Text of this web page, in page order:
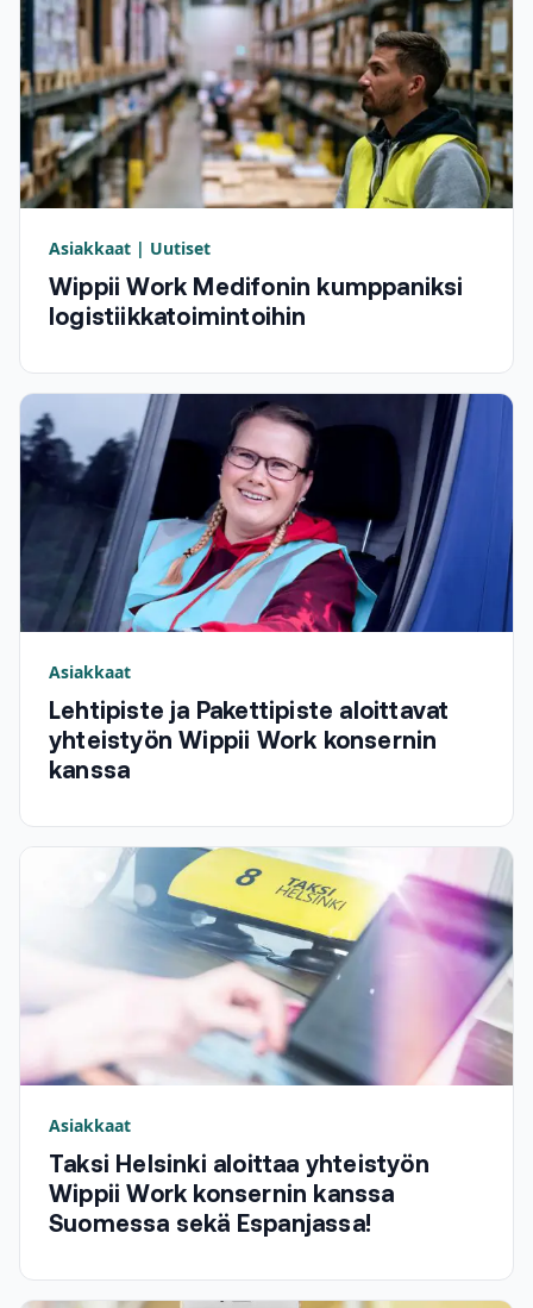
Asiakkaat | Uutiset
Wippii Work Medifonin kumppaniksi
logistiikkatoimintoihin
Asiakkaat
Lehtipiste ja Pakettipiste aloittavat
yhteistyön Wippii Work konsernin
kanssa
Asiakkaat
Taksi Helsinki aloittaa yhteistyön
Wippii Work konsernin kanssa
Suomessa sekä Espanjassa!